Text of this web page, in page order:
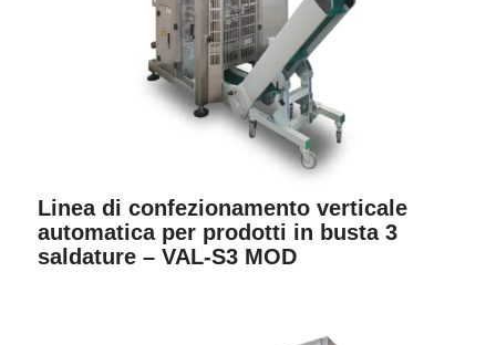
Linea di confezionamento verticale
automatica per prodotti in busta 3
saldature – VAL-S3 MOD